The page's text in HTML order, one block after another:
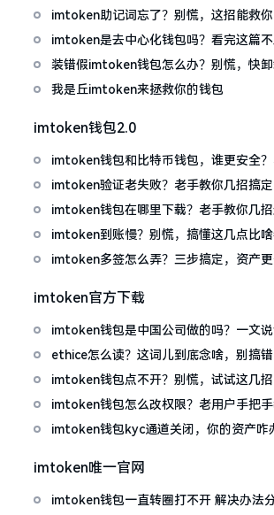
的私房话
imtoken助记词忘了？别慌，这招能救你
imtoken是去中心化钱包吗？看完这篇
装错假imtoken钱包怎么办？别慌，快卸
招能救急
我是丘imtoken来拯救你的钱包
imtoken钱包2.0
imtoken钱包和比特币钱包，谁更安全？
聊聊
imtoken验证老失败？老手教你几招搞定
imtoken钱包在哪里下载？老手教你几
imtoken到账慢？别慌，搞懂这几点比
imtoken多签怎么弄？三步搞定，资产
imtoken官方下载
imtoken钱包是中国公司做的吗？一文
ethice怎么读？这词儿到底念啥，别搞
imtoken钱包点不开？别慌，试试这几招
imtoken钱包怎么改权限？老用户手把手
人
imtoken钱包kyc通道关闭，你的资产咋
imtoken唯一官网
imtoken钱包一直转圈打不开 解决办法